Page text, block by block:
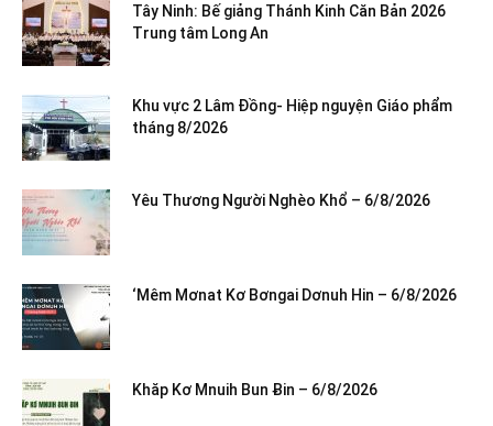
Tây Ninh: Bế giảng Thánh Kinh Căn Bản 2026
Trung tâm Long An
Khu vực 2 Lâm Đồng- Hiệp nguyện Giáo phẩm
tháng 8/2026
Yêu Thương Người Nghèo Khổ – 6/8/2026
‘Mêm Mơnat Kơ Bơngai Dơnuh Hin – 6/8/2026
Khăp Kơ Mnuih Bun Ƀin – 6/8/2026